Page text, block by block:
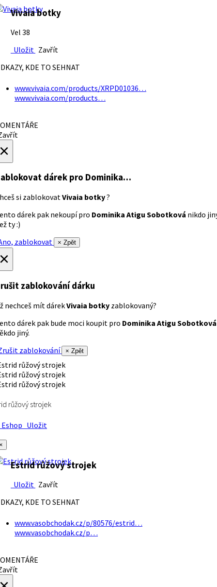
Vivaia botky
Vel 38
Uložit Zavřít
KDE TO SEHNAT
www.vivaia.com/products/XRPD01036…
www.vivaia.com/products…
dárek pro Dominika…
si zablokovatVivaia botky?
dárek pak nekoupí pro Dominika Atigu Sobotková nikdo
ty :)
zablokovat
× Zpět
zablokování dárku
nechceš mít dárekVivaia botky zablokovaný?
dárek pak bude moci koupit pro Dominika Atigu Sobotková
jiný.
zablokování
× Zpět
růžový strojek
Uložit
Estrid růžový strojek
Uložit Zavřít
KDE TO SEHNAT
www.vasobchodak.cz/p/80576/estrid…
www.vasobchodak.cz/p…